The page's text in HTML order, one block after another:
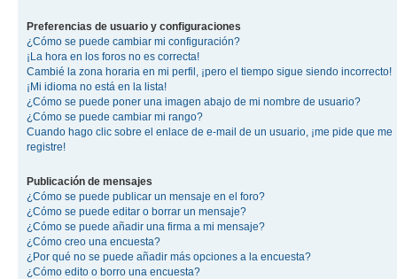
Preferencias de usuario y configuraciones
¿Cómo se puede cambiar mi configuración?
¡La hora en los foros no es correcta!
Cambié la zona horaria en mi perfil, ¡pero el tiempo sigue siendo incorrecto!
¡Mi idioma no está en la lista!
¿Cómo se puede poner una imagen abajo de mi nombre de usuario?
¿Cómo se puede cambiar mi rango?
Cuando hago clic sobre el enlace de e-mail de un usuario, ¡me pide que me
registre!
Publicación de mensajes
¿Cómo se puede publicar un mensaje en el foro?
¿Cómo se puede editar o borrar un mensaje?
¿Cómo se puede añadir una firma a mi mensaje?
¿Cómo creo una encuesta?
¿Por qué no se puede añadir más opciones a la encuesta?
¿Cómo edito o borro una encuesta?